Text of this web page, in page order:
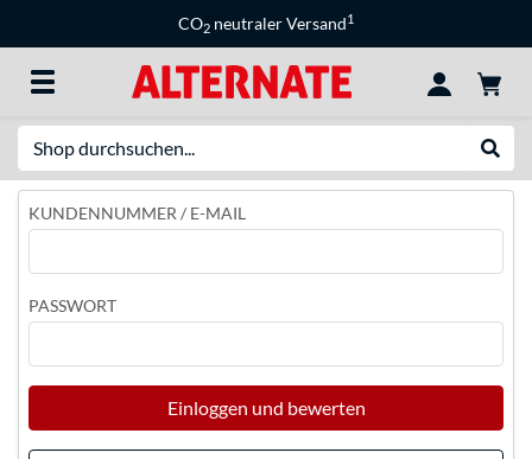
CO2 neutraler Versand1
KUNDENNUMMER / E-MAIL
PASSWORT
Einloggen und bewerten